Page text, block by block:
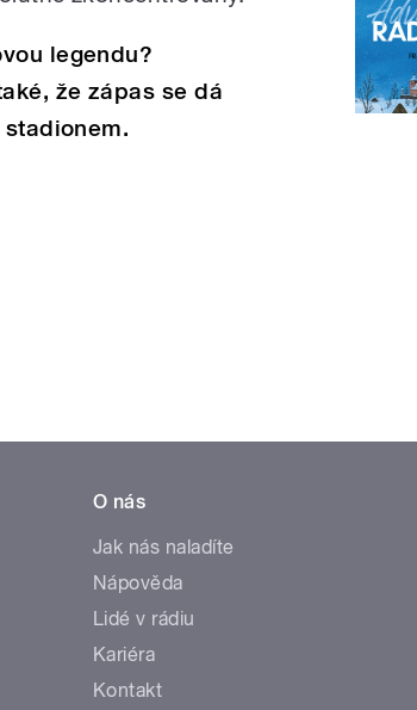
legendu?
že zápas se dá
O nás
Jak nás naladíte
Nápověda
Lidé v rádiu
Kariéra
Kontakt